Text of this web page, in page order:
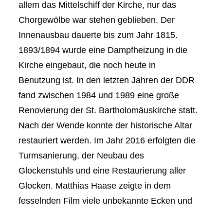
allem das Mittelschiff der Kirche, nur das
Chorgewölbe war stehen geblieben. Der
Innenausbau dauerte bis zum Jahr 1815.
1893/1894 wurde eine Dampfheizung in die
Kirche eingebaut, die noch heute in
Benutzung ist. In den letzten Jahren der DDR
fand zwischen 1984 und 1989 eine große
Renovierung der St. Bartholomäuskirche statt.
Nach der Wende konnte der historische Altar
restauriert werden. Im Jahr 2016 erfolgten die
Turmsanierung, der Neubau des
Glockenstuhls und eine Restaurierung aller
Glocken. Matthias Haase zeigte in dem
fesselnden Film viele unbekannte Ecken und